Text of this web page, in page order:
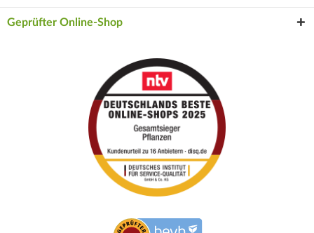
Geprüfter Online-Shop